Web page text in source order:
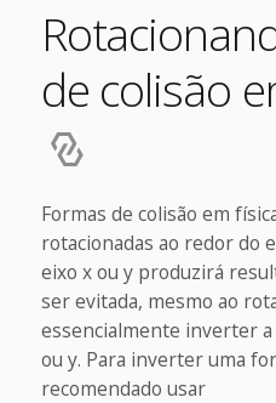
de colisão
Formas de colisão em
rotacionadas ao redor do
eixo x ou y produzirá
ser evitada, mesmo ao
essencialmente inverter
ou y. Para inverter uma
recomendado usar